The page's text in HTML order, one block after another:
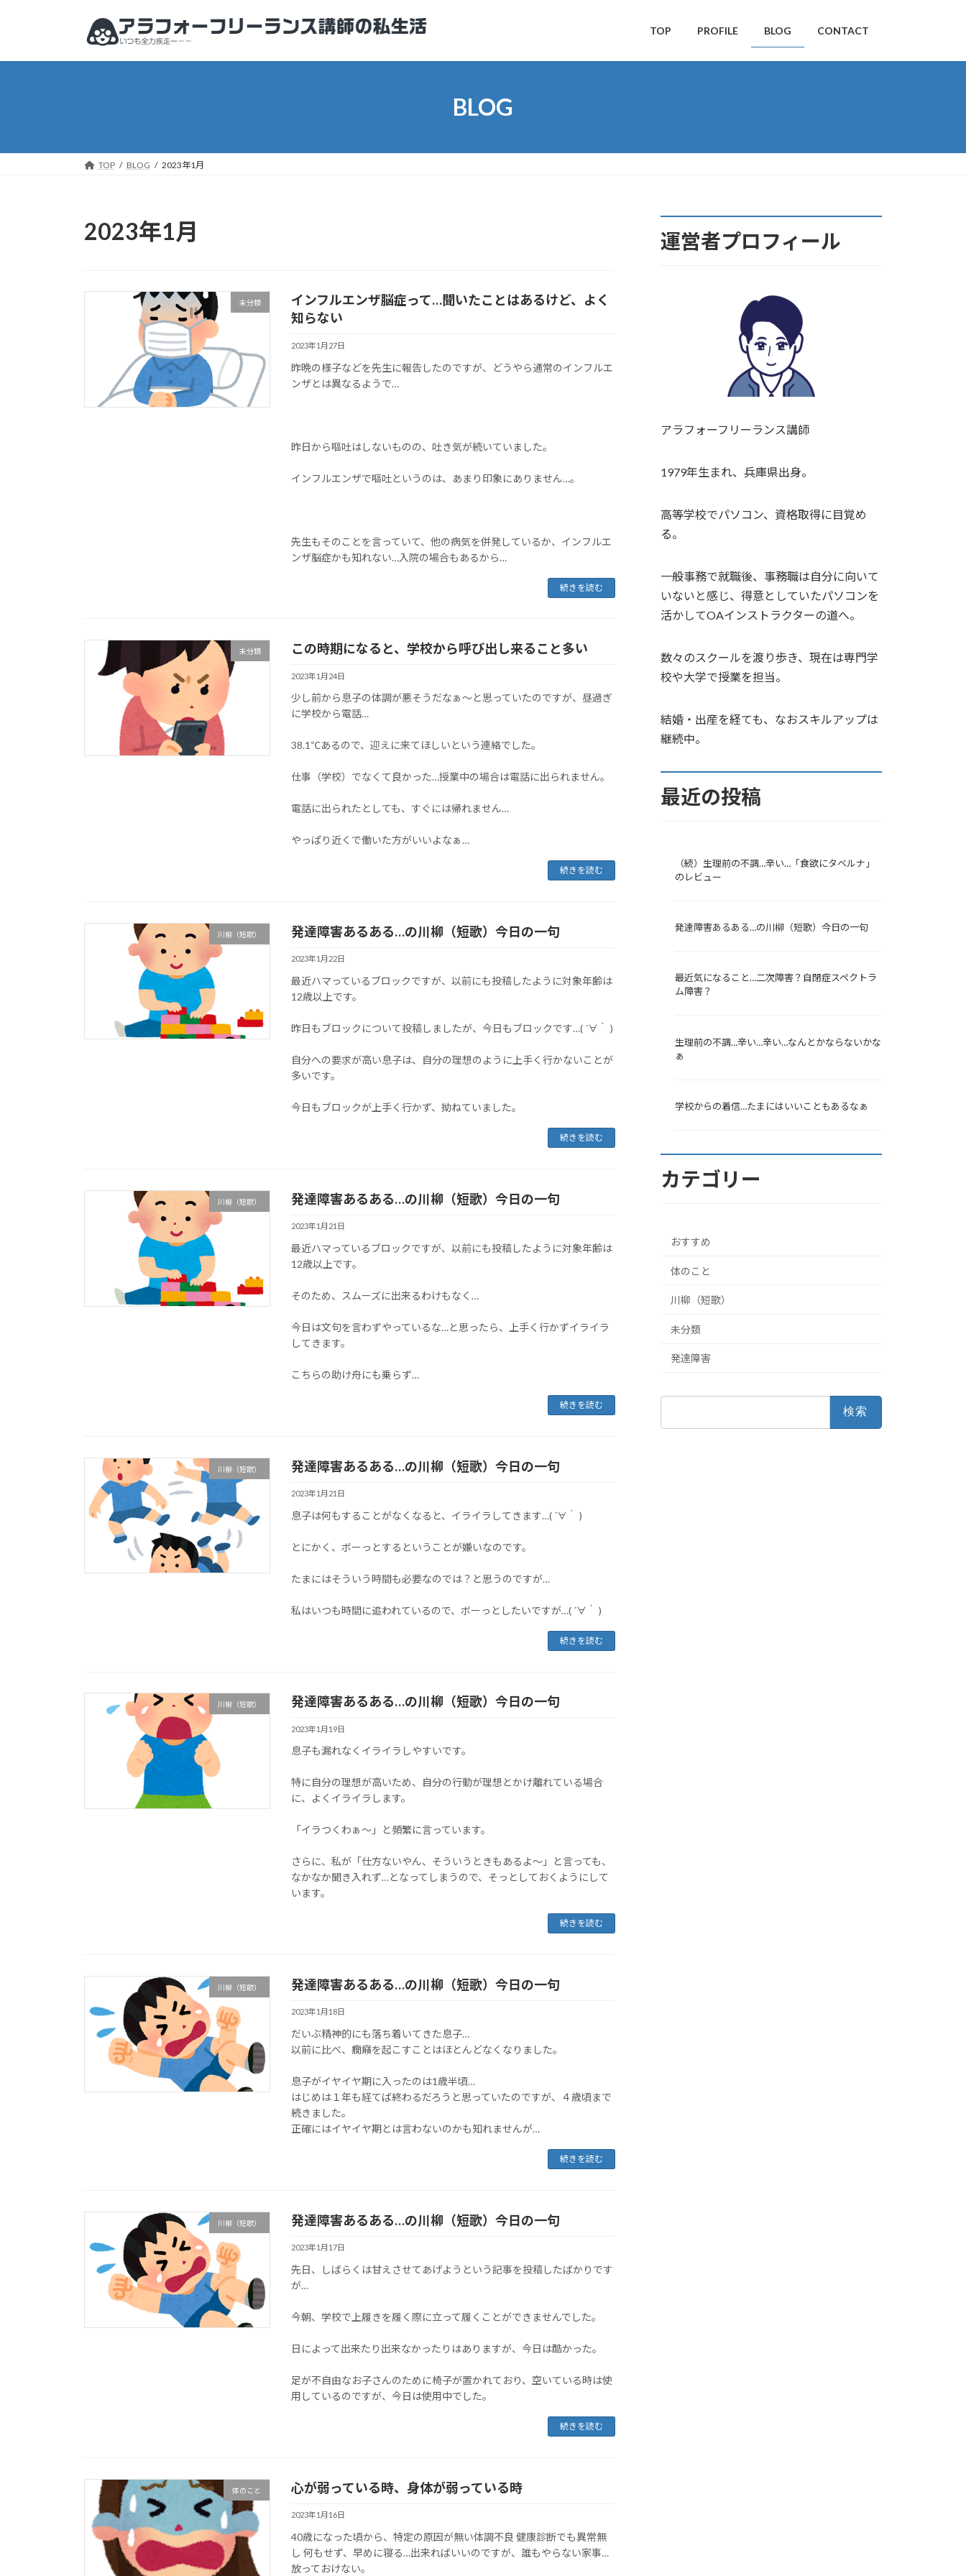
ン
ー
TOP PROFILE BLOG CONTACT
BLOG
TOP BLOG 2023年1月
2023年1月
未分類
インフルエンザ脳症って…聞いたことはあるけど、よく
知らない
2023年1月27日
昨晩の様子などを先生に報告したのですが、どうやら通常のインフルエ
ンザとは異なるようで…
昨日から嘔吐はしないものの、吐き気が続いていました。
インフルエンザで嘔吐というのは、あまり印象にありません…。
先生もそのことを言っていて、他の病気を併発しているか、インフルエ
ンザ脳症かも知れない…入院の場合もあるから…
続きを読む
未分類 この時期になると、学校から呼び出し来ること多い
2023年1月24日
少し前から息子の体調が悪そうだなぁ～と思っていたのですが、昼過ぎ
に学校から電話…
38.1℃あるので、迎えに来てほしいという連絡でした。
仕事（学校）でなくて良かった…授業中の場合は電話に出られません。
電話に出られたとしても、すぐには帰れません…
やっぱり近くで働いた方がいいよなぁ…
続きを読む
川柳（短歌） 発達障害あるある…の川柳（短歌）今日の一句
2023年1月22日
最近ハマっているブロックですが、以前にも投稿したように対象年齢は
12歳以上です。
昨日もブロックについて投稿しましたが、今日もブロックです…( ´∀｀ )
自分への要求が高い息子は、自分の理想のように上手く行かないことが
多いです。
今日もブロックが上手く行かず、拗ねていました。
続きを読む
川柳（短歌） 発達障害あるある…の川柳（短歌）今日の一句
2023年1月21日
最近ハマっているブロックですが、以前にも投稿したように対象年齢は
12歳以上です。
そのため、スムーズに出来るわけもなく…
今日は文句を言わずやっているな…と思ったら、上手く行かずイライラ
してきます。
こちらの助け舟にも乗らず…
続きを読む
川柳（短歌） 発達障害あるある…の川柳（短歌）今日の一句
2023年1月21日
息子は何もすることがなくなると、イライラしてきます…( ´∀｀ )
とにかく、ボーっとするということが嫌いなのです。
たまにはそういう時間も必要なのでは？と思うのですが…
私はいつも時間に追われているので、ボーっとしたいですが…( ´∀｀ )
続きを読む
川柳（短歌） 発達障害あるある…の川柳（短歌）今日の一句
2023年1月19日
息子も漏れなくイライラしやすいです。
特に自分の理想が高いため、自分の行動が理想とかけ離れている場合
に、よくイライラします。
「イラつくわぁ～」と頻繁に言っています。
さらに、私が「仕方ないやん、そういうときもあるよ～」と言っても、
なかなか聞き入れず…となってしまうので、そっとしておくようにして
います。
続きを読む
川柳（短歌） 発達障害あるある…の川柳（短歌）今日の一句
2023年1月18日
だいぶ精神的にも落ち着いてきた息子…
以前に比べ、癇癪を起こすことはほとんどなくなりました。
息子がイヤイヤ期に入ったのは1歳半頃…
はじめは１年も経てば終わるだろうと思っていたのですが、４歳頃まで
続きました。
正確にはイヤイヤ期とは言わないのかも知れませんが…
続きを読む
川柳（短歌） 発達障害あるある…の川柳（短歌）今日の一句
2023年1月17日
先日、しばらくは甘えさせてあげようという記事を投稿したばかりです
が…
今朝、学校で上履きを履く際に立って履くことができませんでした。
日によって出来たり出来なかったりはありますが、今日は酷かった。
足が不自由なお子さんのために椅子が置かれており、空いている時は使
用しているのですが、今日は使用中でした。
続きを読む
体のこと 心が弱っている時、身体が弱っている時
2023年1月16日
40歳になった頃から、特定の原因が無い体調不良 健康診断でも異常無
し 何もせず、早めに寝る…出来ればいいのですが、誰もやらない家事…
放っておけない。
運営者プロフィール
アラフォーフリーランス講師
1979年生まれ、兵庫県出身。
高等学校でパソコン、資格取得に目覚め
る。
一般事務で就職後、事務職は自分に向いて
いないと感じ、得意としていたパソコンを
活かしてOAインストラクターの道へ。
数々のスクールを渡り歩き、現在は専門学
校や大学で授業を担当。
結婚・出産を経ても、なおスキルアップは
継続中。
最近の投稿
（続）生理前の不調…辛い…「食欲にタベルナ」
のレビュー
発達障害あるある…の川柳（短歌）今日の一句
最近気になること…二次障害？自閉症スペクトラ
ム障害？
生理前の不調…辛い…辛い…なんとかならないかな
ぁ
学校からの着信…たまにはいいこともあるなぁ
カテゴリー
おすすめ
体のこと
川柳（短歌）
未分類
発達障害